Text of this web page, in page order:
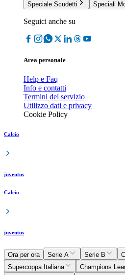
Speciale Scudetti
Speciali
Seguici anche su
Area personale
Help e Faq
Info e contatti
Termini del servizio
Utilizzo dati e privacy
Cookie Policy
Calcio
juventus
Calcio
juventus
Ora per ora Serie A Serie B
Supercoppa Italiana
Champions